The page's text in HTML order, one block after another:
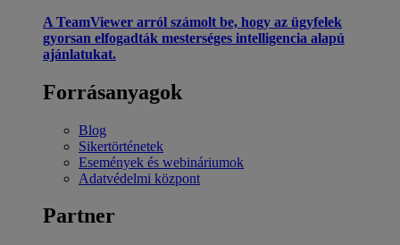
A TeamViewer arról számolt be, hogy az ügyfelek
gyorsan elfogadták mesterséges intelligencia alapú
ajánlatukat.
Forrásanyagok
Blog
Sikertörténetek
Események és webináriumok
Adatvédelmi központ
Partner